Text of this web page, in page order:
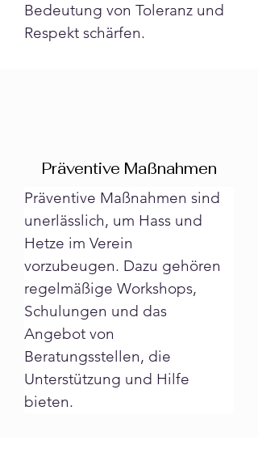
Bedeutung von Toleranz und
Respekt schärfen.
Präventive Maßnahmen
Präventive Maßnahmen sind
unerlässlich, um Hass und
Hetze im Verein
vorzubeugen. Dazu gehören
regelmäßige Workshops,
Schulungen und das
Angebot von
Beratungsstellen, die
Unterstützung und Hilfe
bieten.